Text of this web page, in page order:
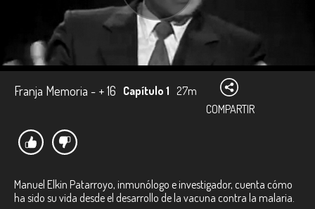
Franja Memoria - + 16 Capítulo 1 27m
COMPARTIR
Manuel Elkin Patarroyo, inmunólogo e investigador, cuenta cómo
ha sido su vida desde el desarrollo de la vacuna contra la malaria.